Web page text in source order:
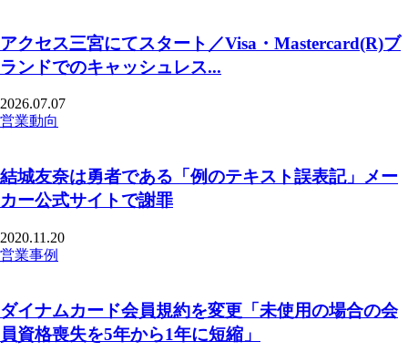
アクセス三宮にてスタート／Visa・Mastercard(R)ブ
ランドでのキャッシュレス...
2026.07.07
営業動向
結城友奈は勇者である「例のテキスト誤表記」メー
カー公式サイトで謝罪
2020.11.20
営業事例
ダイナムカード会員規約を変更「未使用の場合の会
員資格喪失を5年から1年に短縮」